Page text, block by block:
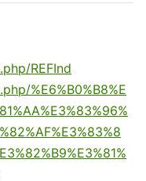
REFInd
%E6%B0%B8%E